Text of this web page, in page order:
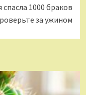
1000 браков
за ужином